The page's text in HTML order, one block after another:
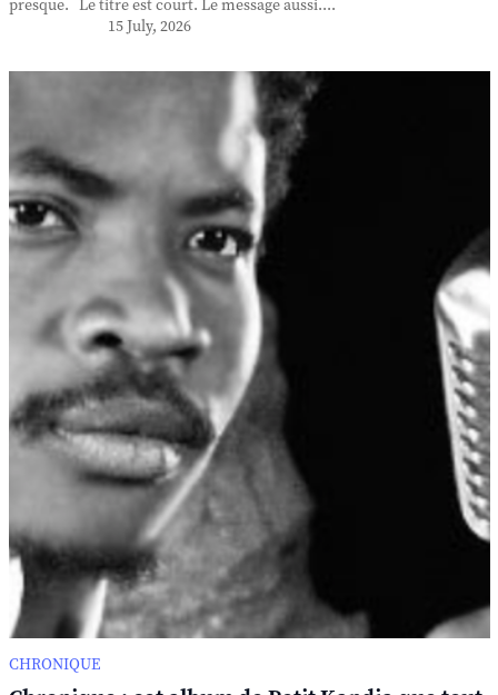
presque. Le titre est court. Le message aussi....
15 July, 2026
CHRONIQUE